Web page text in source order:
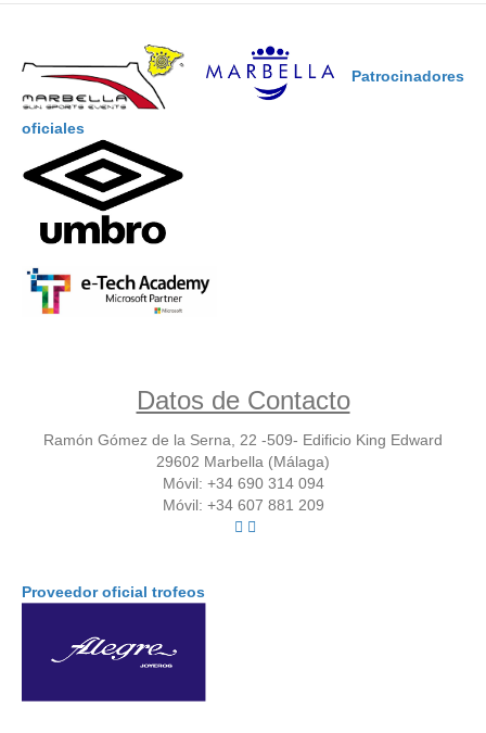
Patrocinadores
oficiales
Datos de Contacto
Ramón Gómez de la Serna, 22 -509- Edificio King Edward
29602 Marbella (Málaga)
Móvil: +34 690 314 094
Móvil: +34 607 881 209
Proveedor oficial trofeos